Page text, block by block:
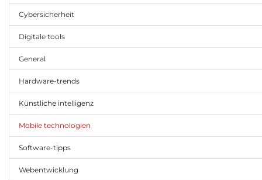
Cybersicherheit
Digitale tools
General
Hardware-trends
Künstliche intelligenz
Mobile technologien
Software-tipps
Webentwicklung